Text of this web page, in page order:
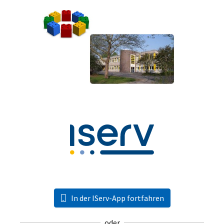
In der IServ-App fortfahren